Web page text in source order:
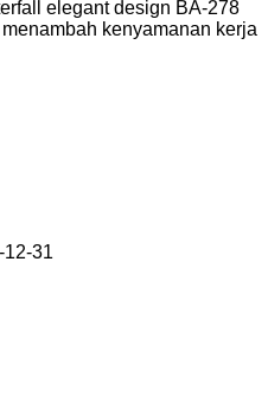
elegant design BA-278
kenyamanan kerja
12-31